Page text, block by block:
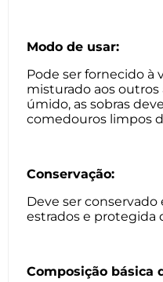
Modo de usar:
Pode ser fornecido à
misturado aos
úmido, as sobras
comedouros limpos
Conservação:
Deve ser conservado
estrados e protegida
Composição básica